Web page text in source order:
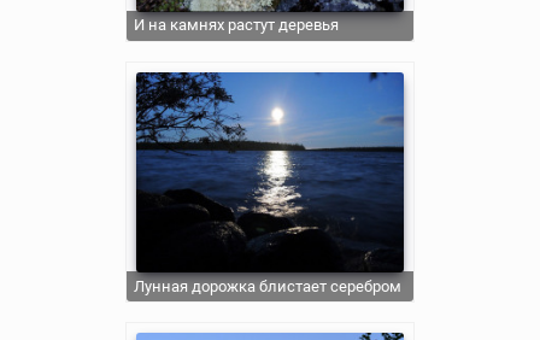
И на камнях растут деревья
Лунная дорожка блистает серебром